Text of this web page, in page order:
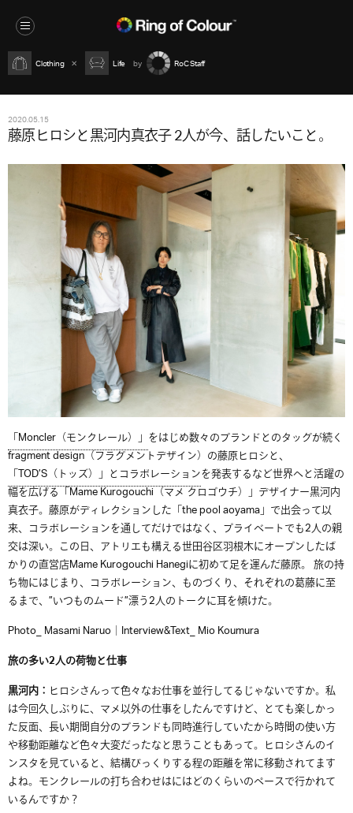
Clothing Life RoC Staff
2020.05.15
藤原ヒロシと黒河内真衣子 2人が今、話したいこと。
「Moncler（モンクレール）」 をはじめ数々のブランドとのタッグが続く
fragment design（フラグメントデザイン）の藤原ヒロシと、
「TOD’S（トッズ）」とコラボレーションを発表するなど世界へと活躍の
幅を広げる「Mame Kurogouchi（マメ クロゴウチ）」デザイナー黒河内
真衣子。藤原がディレクションした「the pool aoyama」で出会って以
来、コラボレーションを通してだけではなく、プライベートでも2人の親
交は深い。この日、アトリエも構える世田谷区羽根木にオープンしたば
かりの直営店Mame Kurogouchi Hanegiに初めて足を運んだ藤原。 旅の持
ち物にはじまり、コラボレーション、ものづくり、それぞれの葛藤に至
るまで、”いつものムード”漂う2人のトークに耳を傾けた。
Photo_ Masami Naruo｜Interview&Text_ Mio Koumura
旅の多い2人の荷物と仕事
黒河内： ヒロシさんって色々なお仕事を並行してるじゃないですか。私
は今回久しぶりに、マメ以外の仕事をしたんですけど、とても楽しかっ
た反面、 長い期間自分のブランドも同時進行していたから時間の使い方
や移動距離など色々大変だったなと思うこともあって。ヒロシさんのイ
ンスタを見ていると、結構びっくりする程の距離を常に移動されてます
よね。モンクレールの打ち合わせはにはどのくらいのペースで行かれて
いるんですか？